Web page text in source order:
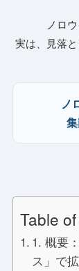
ノロ
実は、見落
ノ
Table
1. 概要
ス」で